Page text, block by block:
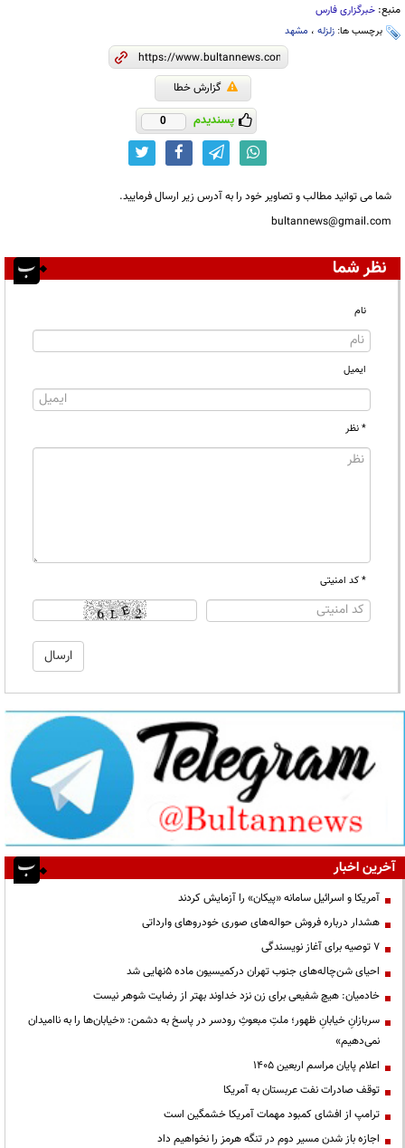
منبع: خبرگزاری فارس
برچسب ها: زلزله ، مشهد
گزارش خطا
پسندیدم 0
شما می توانید مطالب و تصاویر خود را به آدرس زیر ارسال فرمایید.
bultannews@gmail.com
نظر شما
نام
ایمیل
* نظر
* کد امنیتی
آخرین اخبار
آمریکا و اسرائیل سامانه «پیکان» را آزمایش کردند
هشدار درباره فروش حواله‌های صوری خودروهای وارداتی
۷ توصیه برای آغاز نویسندگی
احیای شن‌چاله‌های جنوب تهران درکمیسیون ماده ۵نهایی شد
خادمیان: هیچ شفیعی برای زن نزد خداوند بهتر از رضایت شوهر نیست
سربازانِ خیابانِ ظهور؛ ملتِ مبعوثِ رودسر در پاسخ به دشمن: «خیابان‌ها را به ناامیدان
نمی‌دهیم»
اعلام پایان مراسم اربعین ۱۴۰۵
توقف صادرات نفت عربستان به آمریکا
ترامپ از افشای کمبود مهمات آمریکا خشمگین است
اجازه باز شدن مسیر دوم در تنگه هرمز را نخواهیم داد